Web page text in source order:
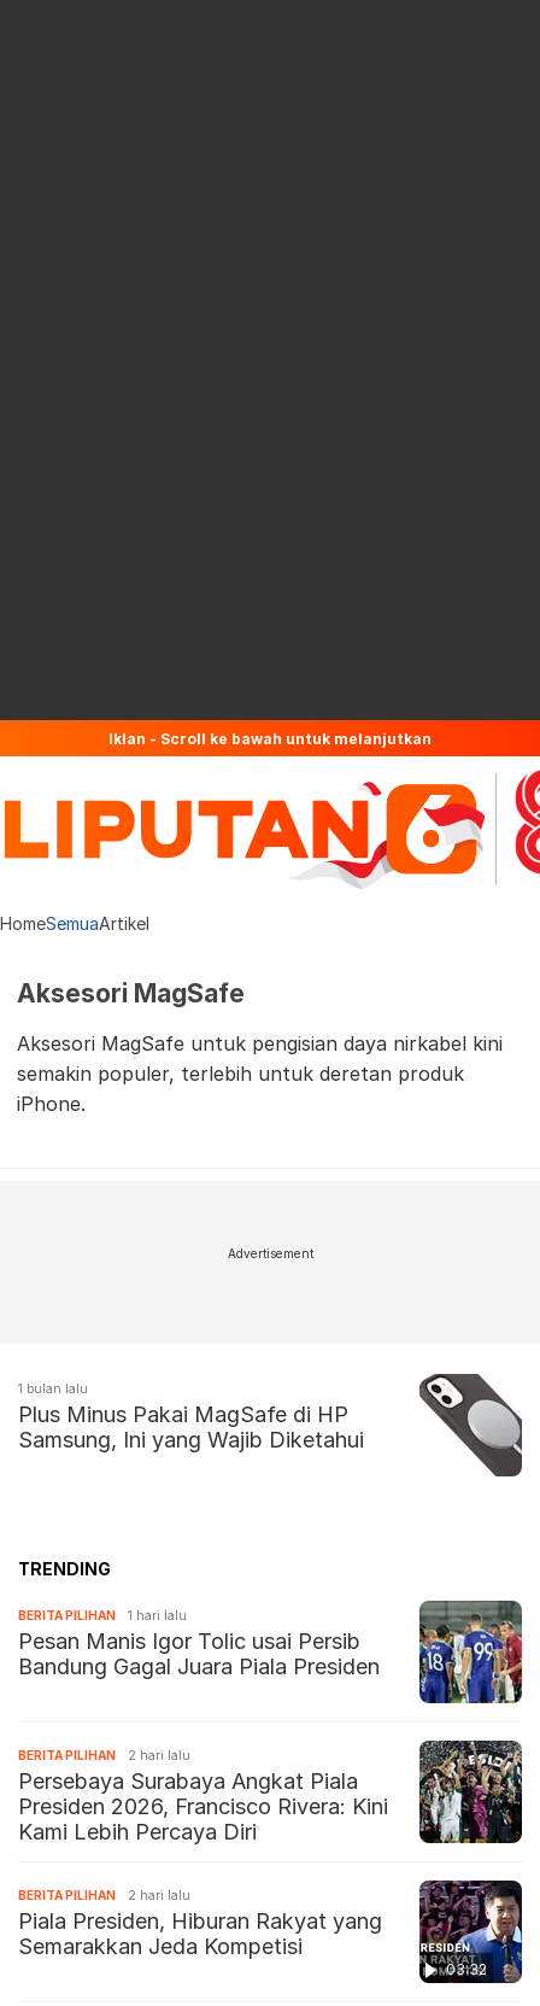
Iklan - Scroll ke bawah untuk melanjutkan
HomeSemuaArtikel
Aksesori MagSafe
Aksesori MagSafe untuk pengisian daya nirkabel kini
semakin populer, terlebih untuk deretan produk
iPhone.
Advertisement
1 bulan lalu
Plus Minus Pakai MagSafe di HP
Samsung, Ini yang Wajib Diketahui
TRENDING
BERITA PILIHAN 1 hari lalu
Pesan Manis Igor Tolic usai Persib
Bandung Gagal Juara Piala Presiden
BERITA PILIHAN 2 hari lalu
Persebaya Surabaya Angkat Piala
Presiden 2026, Francisco Rivera: Kini
Kami Lebih Percaya Diri
03:32
BERITA PILIHAN 2 hari lalu
Piala Presiden, Hiburan Rakyat yang
Semarakkan Jeda Kompetisi